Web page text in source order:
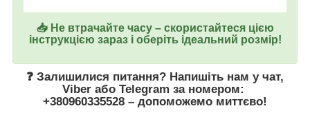
📥 Не втрачайте часу – скористайтеся цією
інструкцією зараз і оберіть ідеальний розмір!
❓ Залишилися питання? Напишіть нам у чат,
Viber або Telegram за номером:
+380960335528 – допоможемо миттєво!